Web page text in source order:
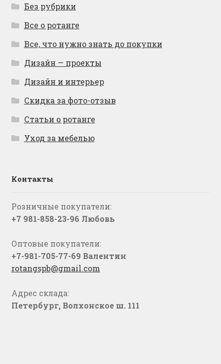
Без рубрики
Все о ротанге
Все, что нужно знать до покупки
Дизайн — проекты
Дизайн и интерьер
Скидка за фото-отзыв
Статьи о ротанге
Уход за мебелью
Контакты
Розничные покупатели:
+7 981-858-23-96 Любовь
Оптовые покупатели:
+7-981-705-77-69 Валентин
rotangspb@gmail.com
Адрес склада:
Петербург, Волхонское ш. 111